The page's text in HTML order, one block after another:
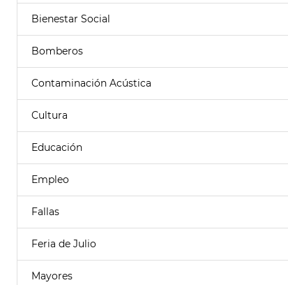
Bienestar Social
Bomberos
Contaminación Acústica
Cultura
Educación
Empleo
Fallas
Feria de Julio
Mayores